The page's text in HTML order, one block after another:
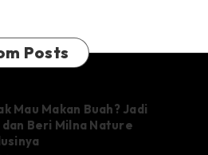
Posts
Mau Makan Buah? Jadi
Beri Milna Nature